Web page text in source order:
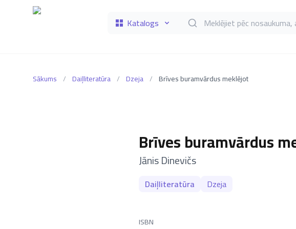
Katalogs Meklēt grāmatas pēc
Sākums / Daiļliteratūra / Dzeja / Brīves buramvārdus meklējot
Brīves buramvārdus
–
Jānis Dinevičs
Daiļliteratūra Dzeja
ISBN